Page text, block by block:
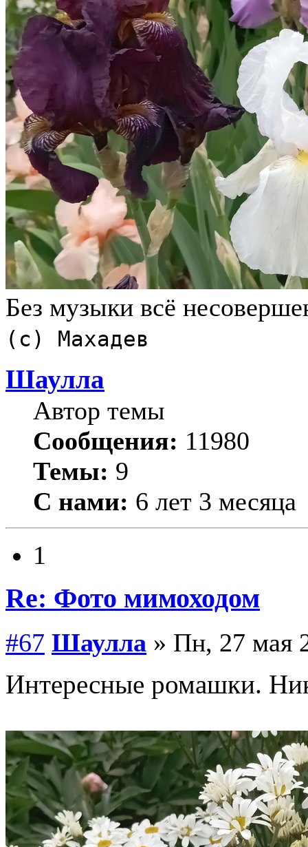
Без музыки всё
(с) Махадев
Шаулла
Автор темы
Сообщения: 11980
Темы: 9
С нами: 6 лет 3 месяца
1
Re: Фото мимоходом
#67 Шаулла » Пн, 27 мая
Интересные ромашки.